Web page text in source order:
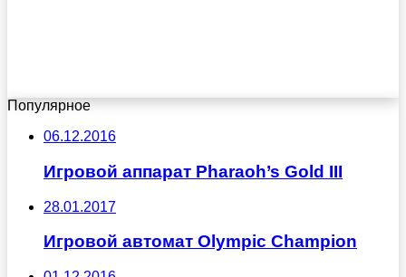
Популярное
06.12.2016
Игровой аппарат Pharaoh’s Gold III
28.01.2017
Игровой автомат Olympic Champion